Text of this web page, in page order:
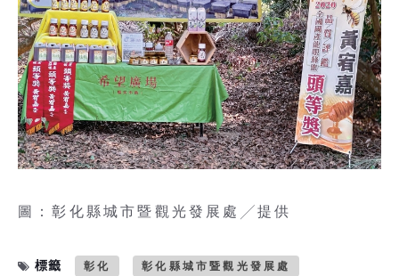
圖：彰化縣城市暨觀光發展處╱提供
標籤 彰化 彰化縣城市暨觀光發展處